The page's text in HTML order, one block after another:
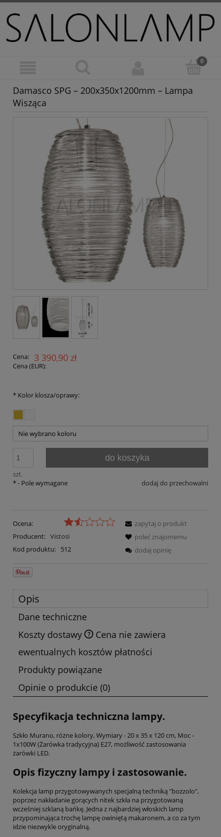
Damasco SPG – 200x350x1200mm – Lampa
Wisząca
Cena: 3 390,90 zł
Cena (EUR):
* Kolor klosza/oprawy:
szt.
do koszyka
dodaj do przechowalni
*- Pole wymagane
Ocena:
Producent: Vistosi
Kod produktu:
512
zapytaj o produkt
poleć znajomemu
dodaj opinię
Opis
Dane techniczne
Koszty dostawy
Cena nie zawiera
ewentualnych kosztów płatności
Produkty powiązane
Opinie o produkcie (0)
Specyfikacja techniczna lampy.
Szkło Murano, różne kolory, Wymiary - 20 x 35 x 120 cm, Moc -
1x100W (Żarówka tradycyjna) E27, możliwość zastosowania
żarówki LED.
Opis fizyczny lampy i zastosowanie.
Kolekcja lamp przygotowywanych specjalną techniką "bozzolo",
poprzez nakładanie gorących nitek szkła na przygotowaną
wcześniej szklaną bańkę. Jedna z najbardziej włoskich lamp
przypominająca trochę lampę owiniętą makaronem, a co za tym
idzie niezwykle oryginalną.